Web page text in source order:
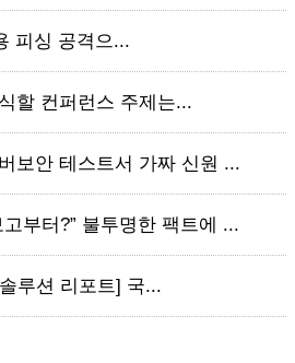
피싱 공격으...
할 컨퍼런스 주제는...
보안 테스트서 가짜 신원 ...
부터?” 불투명한 팩트에 ...
루션 리포트] 국...